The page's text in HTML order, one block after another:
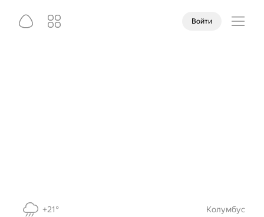
Войти
+21° Колумбус